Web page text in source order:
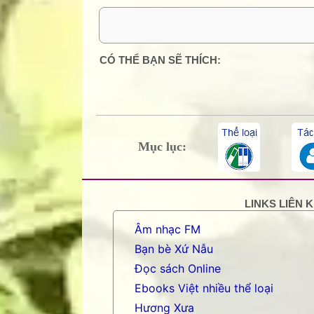
0 Comment:
CÓ THỂ BẠN SẼ THÍCH:
Mục lục:
LINKS LIÊN
Âm nhạc FM
Bạn bè Xứ Nẫu
Đọc sách Online
Ebooks Việt nhiều thể loại
Hương Xưa